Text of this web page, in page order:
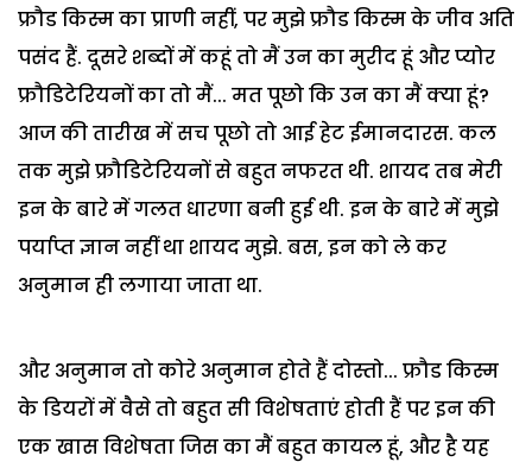
फ्रौड किस्म का प्राणी नहीं, पर मुझे फ्रौड किस्म के जीव अति
पसंद हैं. दूसरे शब्दों में कहूं तो मैं उन का मुरीद हूं और प्योर
फ्रौडिटेरियनों का तो मैं... मत पूछो कि उन का मैं क्या हूं?
आज की तारीख में सच पूछो तो आई हेट ईमानदारस. कल
तक मुझे फ्रौडिटेरियनों से बहुत नफरत थी. शायद तब मेरी
इन के बारे में गलत धारणा बनी हुई थी. इन के बारे में मुझे
पर्याप्त ज्ञान नहीं था शायद मुझे. बस, इन को ले कर
अनुमान ही लगाया जाता था.
और अनुमान तो कोरे अनुमान होते हैं दोस्तो... फ्रौड किस्म
के डियरों में वैसे तो बहुत सी विशेषताएं होती हैं पर इन की
एक खास विशेषता जिस का मैं बहुत कायल हूं, और है यह